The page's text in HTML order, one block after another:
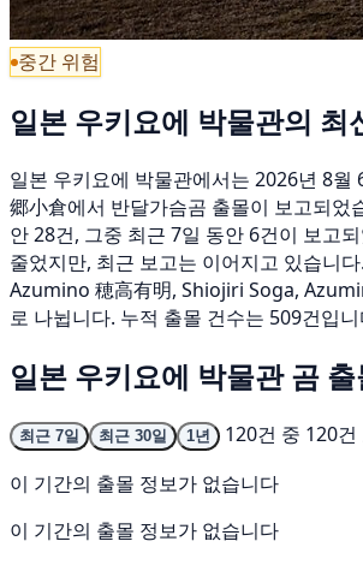
중간 위험
일본 우키요에 박물관의 최
일본 우키요에 박물관에서는 2026년 8
郷小倉에서 반달가슴곰 출몰이 보고되었
안 28건, 그중 최근 7일 동안 6건이 보고
줄었지만, 최근 보고는 이어지고 있습니
Azumino 穂高有明, Shiojiri Soga,
로 나뉩니다. 누적 출몰 건수는 509건입니
일본 우키요에 박물관 곰
최근 7일 최근 30일 1년
120건 중 120건
이 기간의 출몰 정보가 없습니다
이 기간의 출몰 정보가 없습니다